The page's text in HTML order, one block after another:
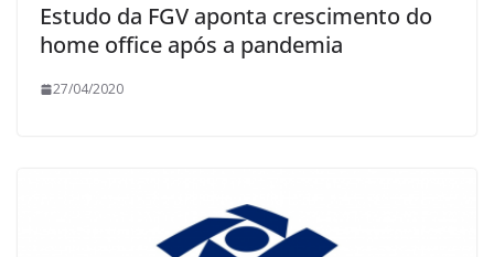
Estudo da FGV aponta crescimento do
home office após a pandemia
27/04/2020